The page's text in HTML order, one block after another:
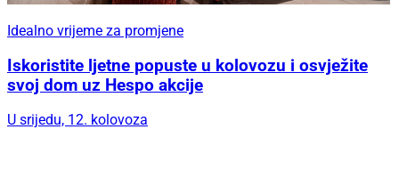
Idealno vrijeme za promjene
Iskoristite ljetne popuste u kolovozu i osvježite
svoj dom uz Hespo akcije
U srijedu, 12. kolovoza